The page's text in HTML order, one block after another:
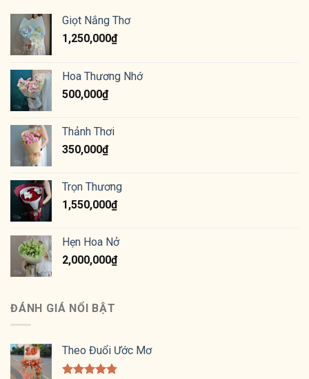
Giọt Nắng Thơ
1,250,000₫
Hoa Thương Nhớ
500,000₫
Thảnh Thơi
350,000₫
Trọn Thương
1,550,000₫
Hẹn Hoa Nở
2,000,000₫
ĐÁNH GIÁ NỔI BẬT
Theo Đuổi Ước Mơ